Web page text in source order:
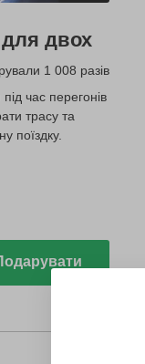
двох
1 008 разів
час перегонів
трасу та
поїздку.